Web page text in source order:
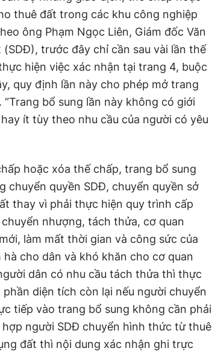
thuê đất trong các khu công nghiệp
ông Phạm Ngọc Liên, Giám đốc Văn
trước đây chỉ cần sau vài lần thế
hiện việc xác nhận tại trang 4, buộc
quy định lần này cho phép mở trang
bổ sung lần này không có giới
ít tùy theo nhu cầu của người có yêu
hoặc xóa thế chấp, trang bổ sung
chuyển quyền SDĐ, chuyển quyền sở
thay vì phải thực hiện quy trình cấp
nhượng, tách thửa, cơ quan
làm mất thời gian và công sức của
cho dân và khó khăn cho cơ quan
dân có nhu cầu tách thửa thì thực
diện tích còn lại nếu người chuyển
tiếp vào trang bổ sung không cần phải
người SDĐ chuyển hình thức từ thuê
đất thì nội dung xác nhận ghi trực